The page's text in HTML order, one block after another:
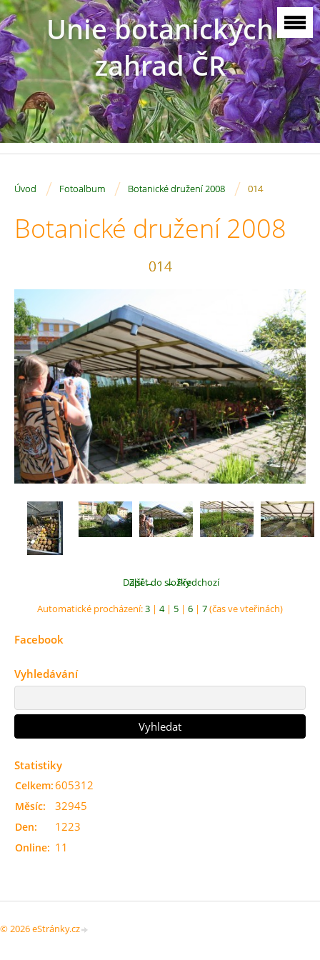
Unie botanických
zahrad ČR
Úvod / Fotoalbum / Botanické družení 2008 / 014
Botanické družení 2008
014
← Předchozí
Další →
Zpět do složky
Automatické procházení:3 | 4| 5 | 6 | 7(čas ve vteřinách)
Facebook
Vyhledávání
Statistiky
Online: 11
Celkem:605312
Měsíc: 32945
Den: 1223
© 2026 eStránky.cz